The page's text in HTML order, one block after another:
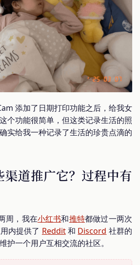
添加了日期打印功能之后，给我女
个功能很简单，但这类记录生活的照
实给我一种记录了生活的珍贵点滴的
渠道推广它？过程中有
周，我在小红书和推特都做过一两次
内提供了 Reddit和 Discord 社群的
护一个用户互相交流的社区。